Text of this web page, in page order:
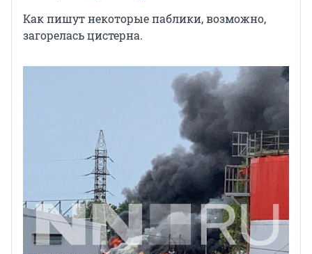
Как пишут некоторые паблики, возможно,
загорелась цистерна.